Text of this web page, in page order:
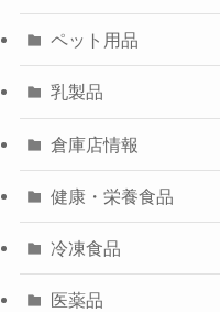
ペット用品
乳製品
倉庫店情報
健康・栄養食品
冷凍食品
医薬品